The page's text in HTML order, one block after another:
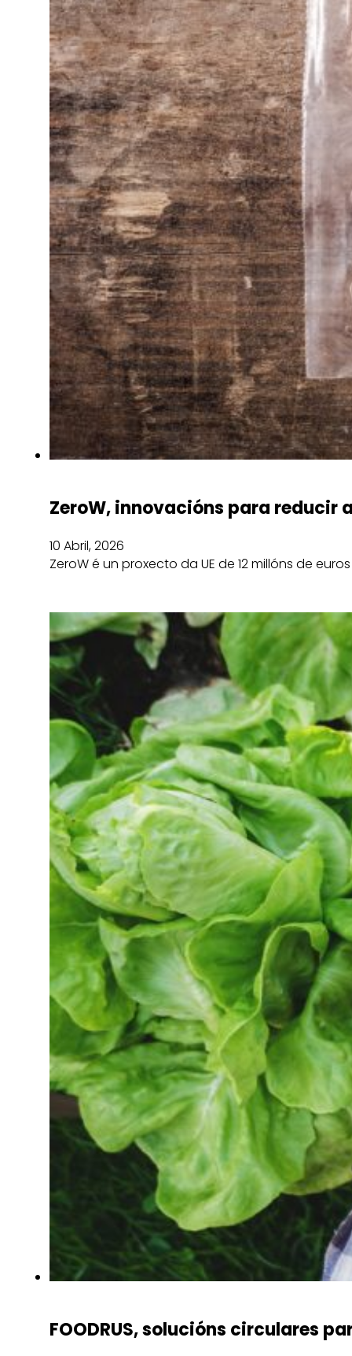
ZeroW, innovacións para reducir
10 Abril, 2026
ZeroW é un proxecto da UE de 12 millóns de
FOODRUS, solucións circulares